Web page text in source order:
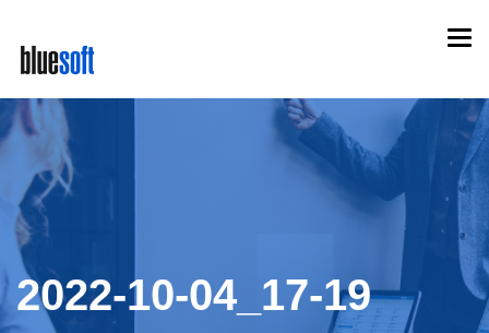
main
content
2022-10-04_17-19